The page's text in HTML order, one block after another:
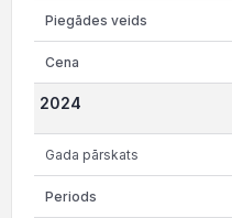
2024
Gada pārskats